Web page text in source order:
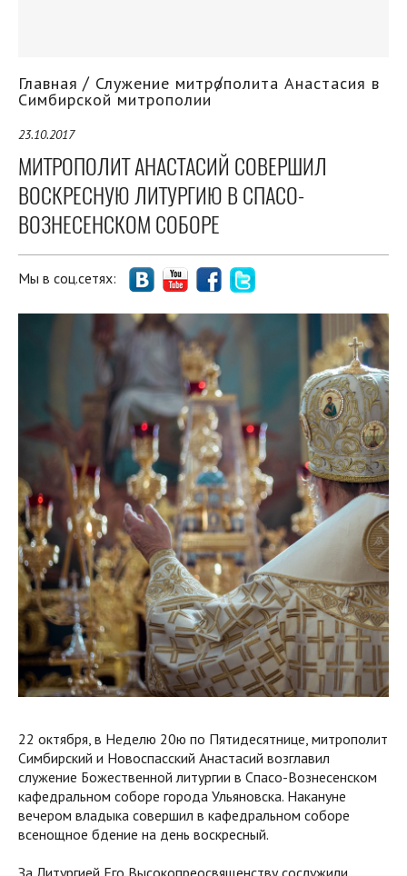
Главная Служение митрополита Анастасия в
Симбирской митрополии
23.10.2017
МИТРОПОЛИТ АНАСТАСИЙ СОВЕРШИЛ
ВОСКРЕСНУЮ ЛИТУРГИЮ В СПАСО-
ВОЗНЕСЕНСКОМ СОБОРЕ
Мы в соц.сетях:
22 октября, в Неделю 20ю по Пятидесятнице, митрополит
Симбирский и Новоспасский Анастасий возглавил
служение Божественной литургии в Спасо-Вознесенском
кафедральном соборе города Ульяновска. Накануне
вечером владыка совершил в кафедральном соборе
всенощное бдение на день воскресный.
За Литургией Его Высокопреосвященству сослужили